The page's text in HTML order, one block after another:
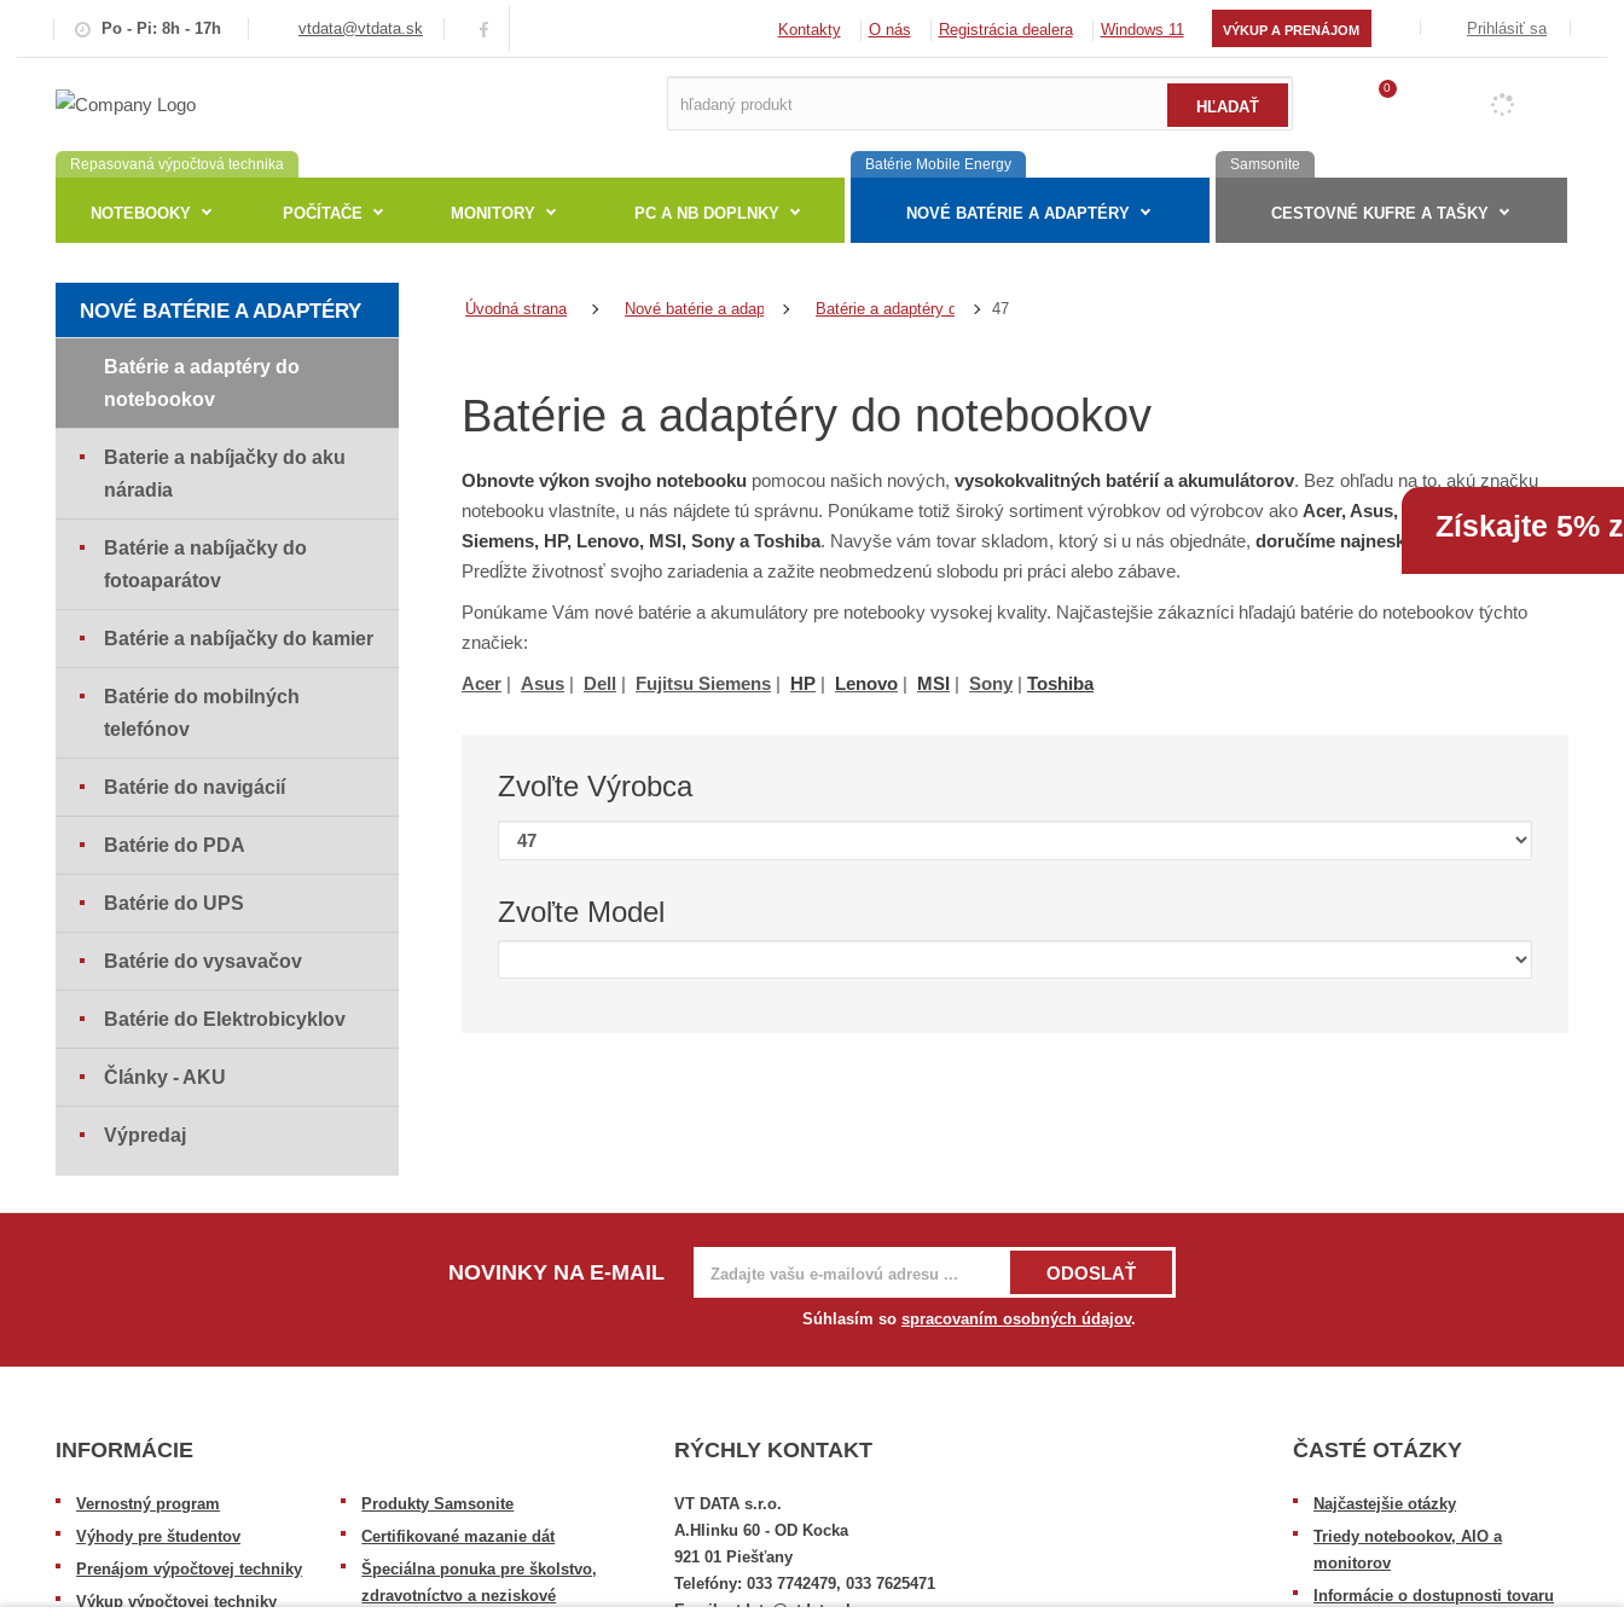
Po - Pi: 8h - 17h vtdata@vtdata.sk Kontakty O nás Registrácia dealera Windows 11 VÝKUP A PRENÁJOM Prihlásiť sa
0
Repasovaná výpočtová technika
NOTEBOOKY POČÍTAČE MONITORY PC A NB DOPLNKY
Batérie Mobile Energy
NOVÉ BATÉRIE A ADAPTÉRY
Samsonite
CESTOVNÉ KUFRE A TAŠKY
Úvodná strana Nové batérie a adaptéry Batérie a adaptéry do notebookov
47
Batérie a adaptéry do notebookov
Obnovte výkon svojho notebooku pomocou našich nových, vysokokvalitných batérií a akumulátorov. Bez ohľadu na to, akú značku
notebooku vlastníte, u nás nájdete tú správnu. Ponúkame totiž široký sortiment výrobkov od výrobcov ako Acer, Asus, Dell, Fujitsu
Siemens, HP, Lenovo, MSI, Sony a Toshiba. Navyše vám tovar skladom, ktorý si u nás objednáte, doručíme najneskôr do týždňa.
Predĺžte životnosť svojho zariadenia a zažite neobmedzenú slobodu pri práci alebo zábave.
Ponúkame Vám nové batérie a akumulátory pre notebooky vysokej kvality. Najčastejšie zákazníci hľadajú batérie do notebookov týchto
značiek:
Acer | Asus | Dell | Fujitsu Siemens | HP | Lenovo | MSI | Sony | Toshiba
Zvoľte Výrobca
Zvoľte Model
NOVÉ BATÉRIE A ADAPTÉRY
Batérie a adaptéry do
notebookov
Baterie a nabíjačky do aku
náradia
Batérie a nabíjačky do
fotoaparátov
Batérie a nabíjačky do kamier
Batérie do mobilných
telefónov
Batérie do navigácií
Batérie do PDA
Batérie do UPS
Batérie do vysavačov
Batérie do Elektrobicyklov
Články - AKU
Výpredaj
NOVINKY NA E-MAIL ODOSLAŤ
Súhlasím so spracovaním osobných údajov.
INFORMÁCIE
Vernostný program
Výhody pre študentov
Prenájom výpočtovej techniky
Výkup výpočtovej techniky
Produkty Samsonite
Certifikované mazanie dát
Špeciálna ponuka pre školstvo,
zdravotníctvo a neziskové
Získajte 5%
RÝCHLY KONTAKT
VT DATA s.r.o.
A.Hlinku 60 - OD Kocka
921 01 Piešťany
Telefóny: 033 7742479, 033 7625471
Email: vtdata@vtdata.sk
ČASTÉ OTÁZKY
Najčastejšie otázky
Triedy notebookov, AIO a
monitorov
Informácie o dostupnosti tovaru